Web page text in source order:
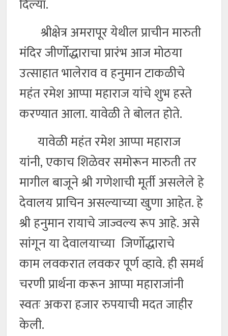
दिल्या.
श्रीक्षेत्र अमरापूर येथील प्राचीन मारुती
मंदिर जीर्णोद्धाराचा प्रारंभ आज मोठया
उत्साहात भालेराव व हनुमान टाकळीचे
महंत रमेश आप्पा महाराज यांचे शुभ हस्ते
करण्यात आला. यावेळी ते बोलत होते.
यावेळी महंत रमेश आप्पा महाराज
यांनी, एकाच शिळेवर समोरून मारुती तर
मागील बाजूने श्री गणेशाची मूर्ती असलेले हे
देवालय प्राचिन असल्याच्या खुणा आहेत. हे
श्री हनुमान रायाचे जाज्वल्य रूप आहे. असे
सांगून या देवालयाच्या जिर्णोद्धाराचे
काम लवकरात लवकर पूर्ण व्हावे. ही समर्थ
चरणी प्रार्थना करून आप्पा महाराजांनी
स्वतः अकरा हजार रुपयाची मदत जाहीर
केली.